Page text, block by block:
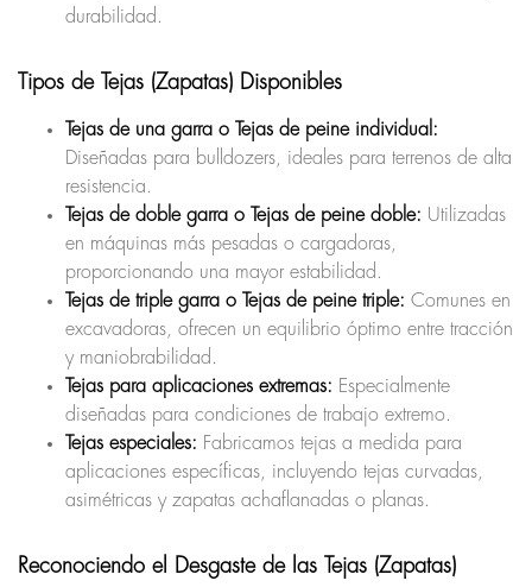
durabilidad.
Tipos de Tejas (Zapatas) Disponibles
Tejas de una garra o Tejas de peine individual:
Diseñadas para bulldozers, ideales para terrenos de alta
resistencia.
Tejas de doble garra o Tejas de peine doble: Utilizadas
en máquinas más pesadas o cargadoras,
proporcionando una mayor estabilidad.
Tejas de triple garra o Tejas de peine triple: Comunes en
excavadoras, ofrecen un equilibrio óptimo entre tracción
y maniobrabilidad.
Tejas para aplicaciones extremas: Especialmente
diseñadas para condiciones de trabajo extremo.
Tejas especiales: Fabricamos tejas a medida para
aplicaciones específicas, incluyendo tejas curvadas,
asimétricas y zapatas achaflanadas o planas.
Reconociendo el Desgaste de las Tejas (Zapatas)